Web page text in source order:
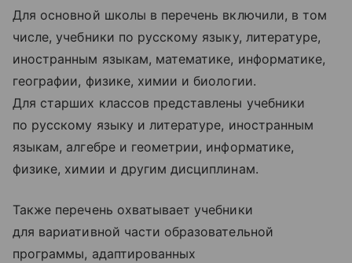
Для основной школы в перечень включили, в том
числе, учебники по русскому языку, литературе,
иностранным языкам, математике, информатике,
географии, физике, химии и биологии.
Для старших классов представлены учебники
по русскому языку и литературе, иностранным
языкам, алгебре и геометрии, информатике,
физике, химии и другим дисциплинам.
Также перечень охватывает учебники
для вариативной части образовательной
программы, адаптированных